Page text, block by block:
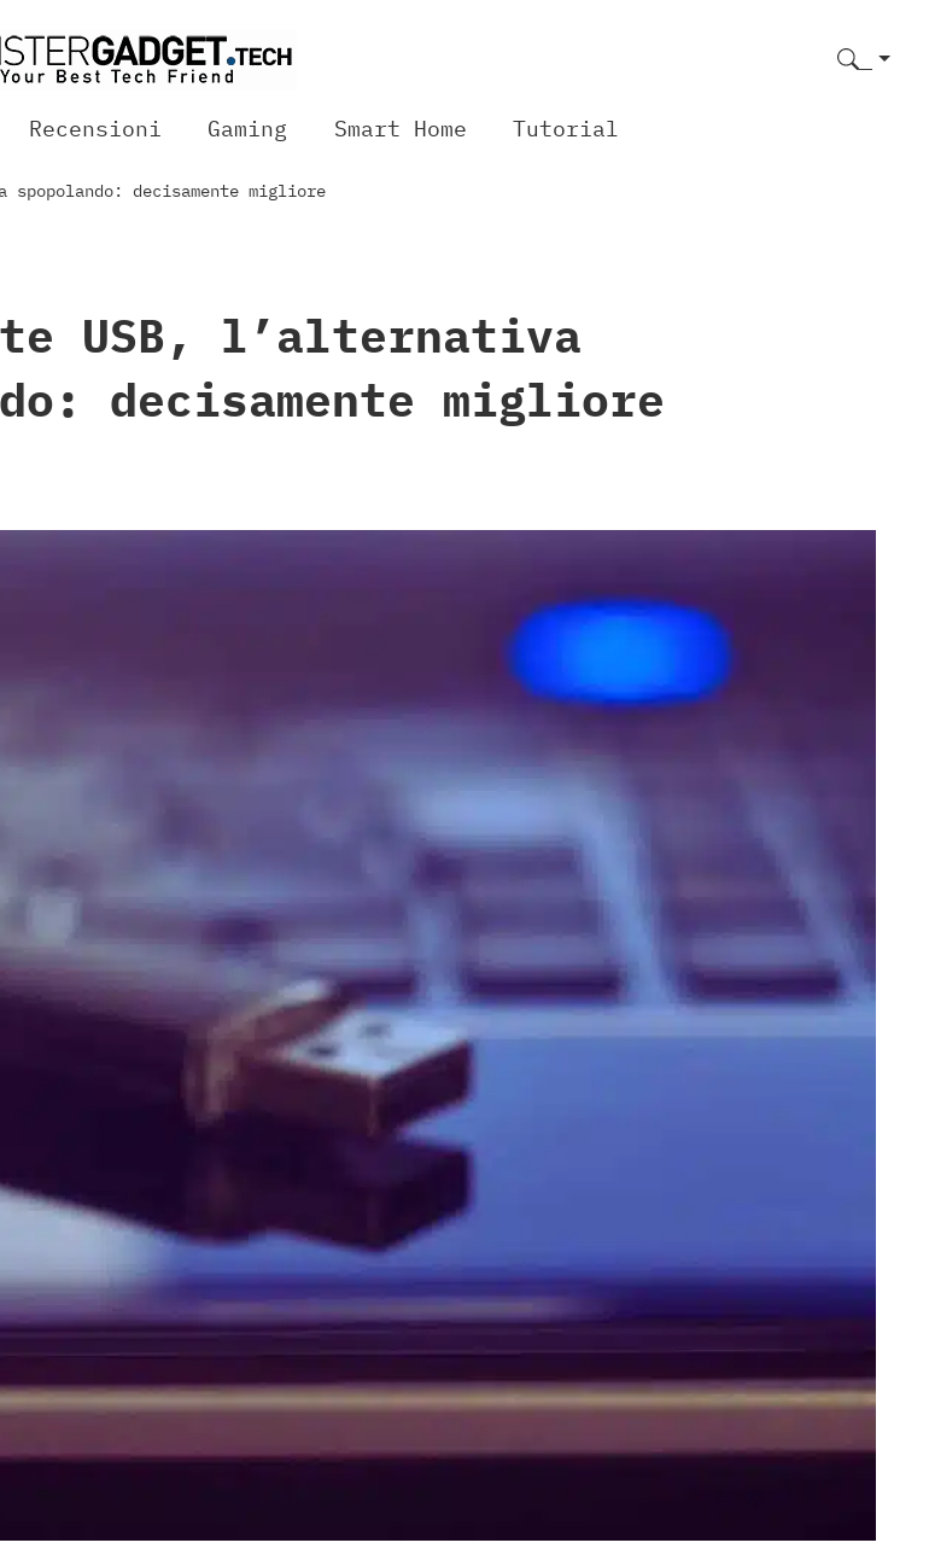
Recensioni Gaming Smart Home Tutorial
decisamente migliore
USB, l’alternativa
decisamente migliore